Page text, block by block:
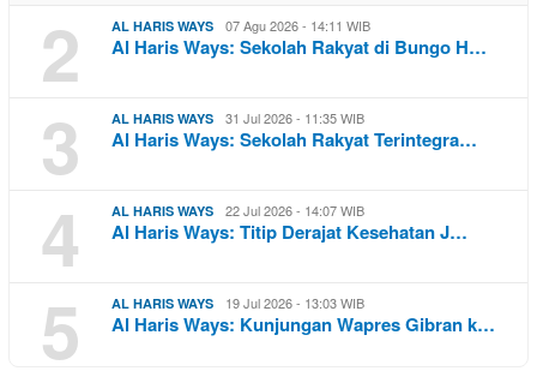
2 AL HARIS WAYS 07 Agu 2026 - 14:11 WIB
Al Haris Ways: Sekolah Rakyat di Bungo H…
3 AL HARIS WAYS 31 Jul 2026 - 11:35 WIB
Al Haris Ways: Sekolah Rakyat Terintegra…
4 AL HARIS WAYS 22 Jul 2026 - 14:07 WIB
Al Haris Ways: Titip Derajat Kesehatan J…
5 AL HARIS WAYS 19 Jul 2026 - 13:03 WIB
Al Haris Ways: Kunjungan Wapres Gibran k…